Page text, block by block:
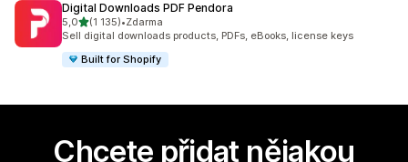
Digital Downloads PDF Pendora
5,0z 5 hvězd
(1 135)
Celkový počet recenzí: 1135
•Zdarma
Sell digital downloads products, PDFs, eBooks, license keys
Built for Shopify
Chcete přidat nějakou